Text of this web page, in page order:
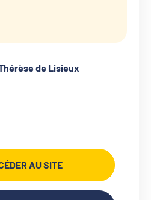
de Lisieux
AU SITE